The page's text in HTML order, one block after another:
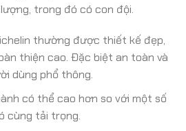
trong đó có con đội.
thường được thiết kế đẹp,
thiện cao. Đặc biệt an toàn và
dùng phổ thông.
có thể cao hơn so với một số
cùng tải trọng.